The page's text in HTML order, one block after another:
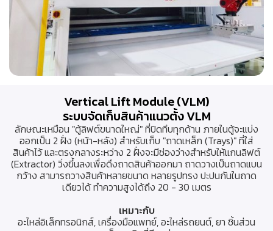
Vertical Lift Module (VLM)
ระบบจัดเก็บสินค้าแนวตั้ง VLM
ลักษณะเหมือน "ตู้ลิฟต์ขนาดใหญ่" ที่ปิดทึบทุกด้าน ภายในตู้จะแบ่ง
ออกเป็น 2 ฝั่ง (หน้า-หลัง) สำหรับเก็บ "ถาดเหล็ก (Trays)" ที่ใส่
สินค้าไว้ และตรงกลางระหว่าง 2 ฝั่งจะมีช่องว่างสำหรับให้แกนลิฟต์
(Extractor) วิ่งขึ้นลงเพื่อดึงถาดสินค้าออกมา ถาดวางเป็นถาดแบน
กว้าง สามารถวางสินค้าหลายขนาด หลายรูปทรง ปะปนกันในถาด
เดียวได้ ทำความสูงได้ถึง 20 - 30 เมตร
เหมาะกับ
อะไหล่อิเล็กทรอนิกส์, เครื่องมือแพทย์, อะไหล่รถยนต์, ยา ชิ้นส่วน